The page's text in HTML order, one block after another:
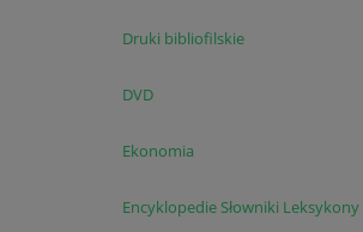
Druki bibliofilskie
DVD
Ekonomia
Encyklopedie Słowniki Leksykony